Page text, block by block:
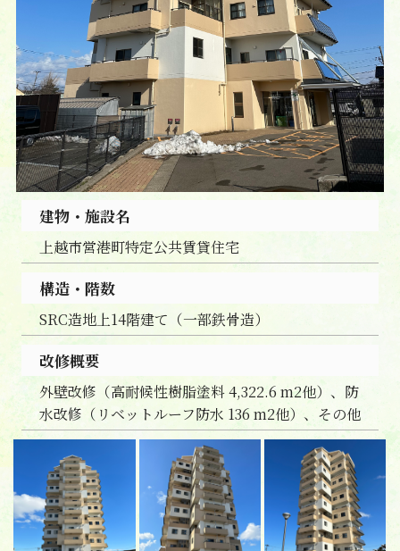
建物・施設名
上越市営港町特定公共賃貸住宅
構造・階数
SRC造地上14階建て（一部鉄骨造）
改修概要
外壁改修（高耐候性樹脂塗料 4,322.6 m2他）、防
水改修（リベットルーフ防水 136 m2他）、その他